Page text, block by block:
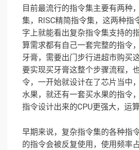
目前最流行的指令集主要有两种
集，RISC精简指令集，这两种指
字上就能看出复杂指令集支持的
算需求都有自己一套完整的指令
牙膏，需要出门步行进超市购买
要实现买牙膏这整个步骤流程，
令，一开始就设计在了芯片当中
水果，就还有一套买水果的指令
指令设计出来的CPU更强大，运
早期来说，复杂指令集的各种指
的指令会被反复使用，使用频率